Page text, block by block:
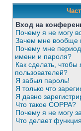
Вход на
Почему я не могу
Зачем мне вообще
Почему мне
имени и пароля?
Как сделать, чтобы
пользователей?
Я забыл пароль!
Я только что
Я давно
Что такое COPPA?
Почему я не могу
Что делает